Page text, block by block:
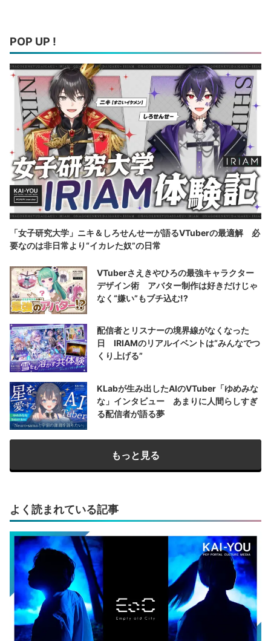
POP UP !
「女子研究大学」ニキ＆しろせんせーが語るVTuberの最適解 必
要なのは非日常より“イカレた奴”の日常
VTuberさえきやひろの最強キャラクター
デザイン術 アバター制作は好きだけじゃ
なく“嫌い”もブチ込む!?
配信者とリスナーの境界線がなくなった
日 IRIAMのリアルイベントは“みんなでつ
くり上げる”
KLabが生み出したAIのVTuber「ゆめみな
な」インタビュー あまりに人間らしすぎ
る配信者が語る夢
もっと見る
よく読まれている記事